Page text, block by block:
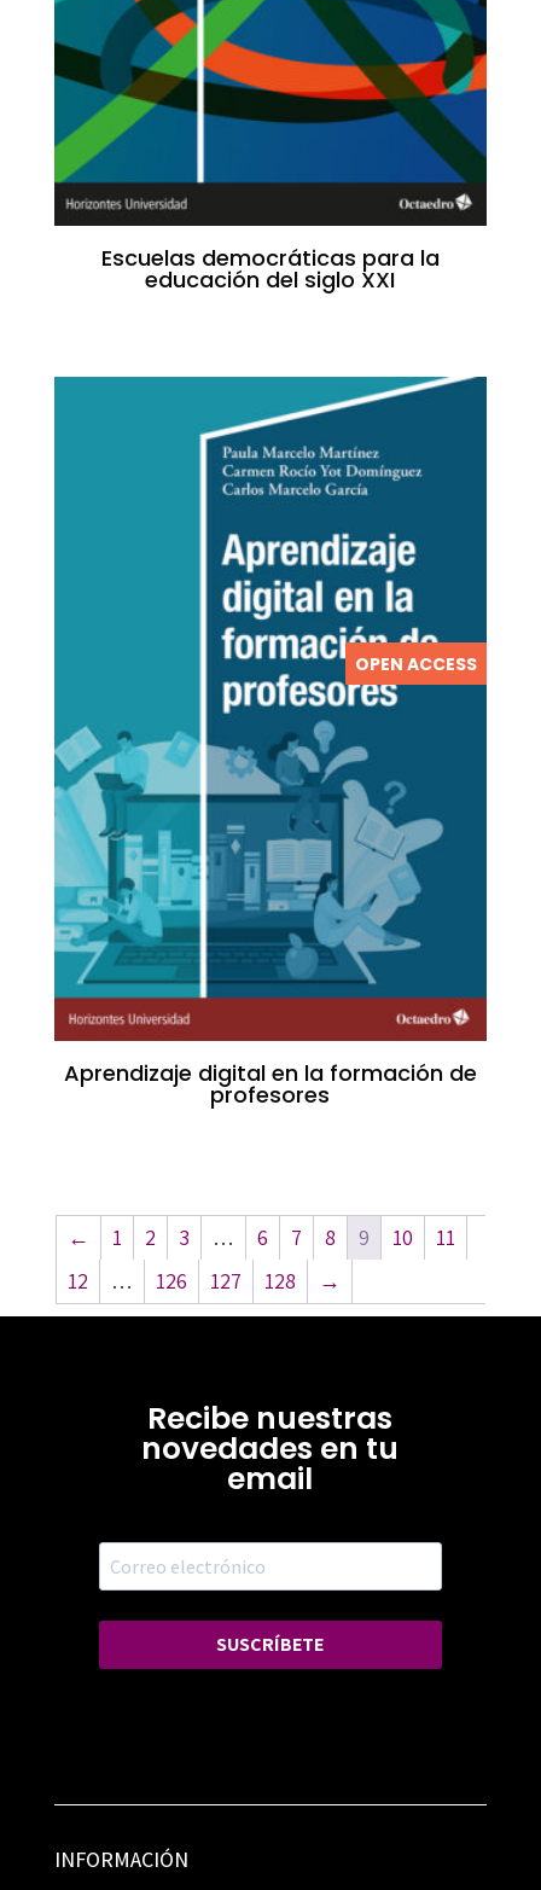
Escuelas democráticas para la
educación del siglo XXI
OPEN ACCESS
Aprendizaje digital en la formación de
profesores
← 1 2 3 … 6 7 8 9 10
11
12
… 126 127 128 →
Recibe nuestras
novedades en tu
email
SUSCRÍBETE
INFORMACIÓN